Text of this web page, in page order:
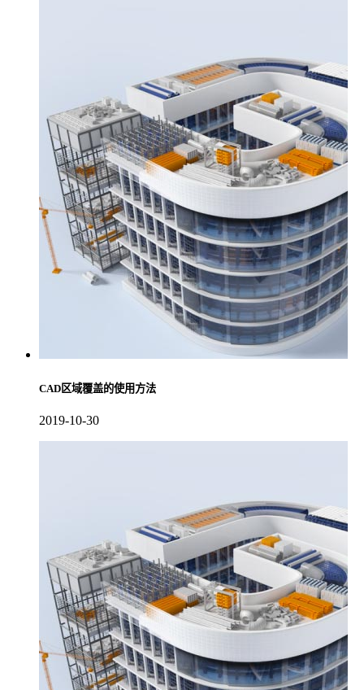
CAD区域覆盖的使用方法
2019-10-30